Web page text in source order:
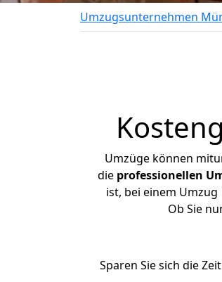
Umzugsunternehmen
Umzüge können
die professionellen
ist, bei einem
Ob Sie
Sparen Sie sich die